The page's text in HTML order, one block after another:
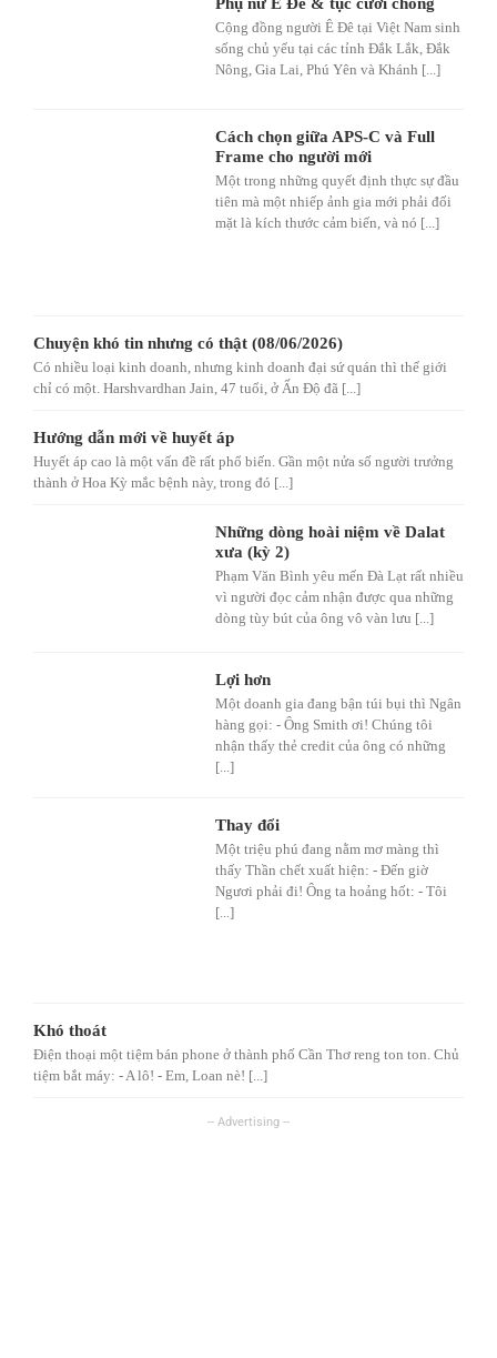
Phụ nữ Ê Đê & tục cưới chồng
Cộng đồng người Ê Đê tại Việt Nam sinh
sống chủ yếu tại các tỉnh Đắk Lắk, Đắk
Nông, Gia Lai, Phú Yên và Khánh [...]
Cách chọn giữa APS-C và Full
Frame cho người mới
Một trong những quyết định thực sự đầu
tiên mà một nhiếp ảnh gia mới phải đối
mặt là kích thước cảm biến, và nó [...]
Chuyện khó tin nhưng có thật (08/06/2026)
Có nhiều loại kinh doanh, nhưng kinh doanh đại sứ quán thì thế giới
chỉ có một. Harshvardhan Jain, 47 tuổi, ở Ấn Độ đã [...]
Hướng dẫn mới về huyết áp
Huyết áp cao là một vấn đề rất phổ biến. Gần một nửa số người trưởng
thành ở Hoa Kỳ mắc bệnh này, trong đó [...]
Những dòng hoài niệm về Dalat
xưa (kỳ 2)
Phạm Văn Bình yêu mến Đà Lạt rất nhiều
vì người đọc cảm nhận được qua những
dòng tùy bút của ông vô vàn lưu [...]
Lợi hơn
Một doanh gia đang bận túi bụi thì Ngân
hàng gọi: - Ông Smith ơi! Chúng tôi
nhận thấy thẻ credit của ông có những
[...]
Thay đổi
Một triệu phú đang nằm mơ màng thì
thấy Thần chết xuất hiện: - Đến giờ
Ngươi phải đi! Ông ta hoảng hốt: - Tôi
[...]
Khó thoát
Điện thoại một tiệm bán phone ở thành phố Cần Thơ reng ton ton. Chủ
tiệm bắt máy: - A lô! - Em, Loan nè! [...]